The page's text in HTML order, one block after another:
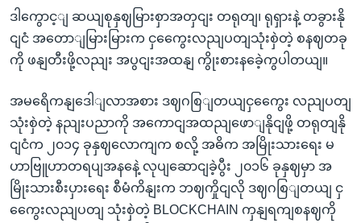
ဒါကွောင့ျ ဆယျစုနှဈမြားစှာအတှငျး တရုတျ၊ ရုရှားနဲ့ တခွားနို
ငျငံ အတောျမြားမြားက ငှကွေေးလညျပတျသုံးစှဲတဲ့ စနဈတခု
ကို ဖနျတီးဖို့လညျး အပွငျးအထနျ ကွိုးစားနခေဲ့ကွပါတယျ။
အမရေိကနျဒေါျလာအစား ဒဈဂစြျတယျငှကွေေး လညျပတျ
သုံးစှဲတဲ့ နညျးပညာကို အကောငျအထညျဖောျနိုငျဖို့ တရုတျနို
ငျငံက ၂၀၁၄ ခုနှဈလောကျက စလို့ အဓိက အမြိုးသားရေး မ
ဟာဗြူဟာတရပျအနနေဲ့ လုပျဆောငျခဲ့ပွီး ၂၀၁၆ ခုနှဈမှာ အ
မြိုးသားစီးပှားရေး စီမံကိနျးက ဘဈကှိုငျလို ဒဈဂစြျတယျ ငှ
ကွေေးလညျပတျ သုံးစှဲတဲ့ BLOCKCHAIN ကှနျရကျစနဈကို